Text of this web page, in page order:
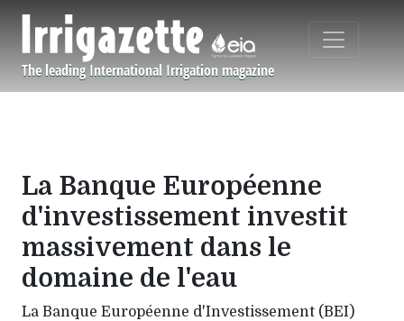
The leading International Irrigation magazine
Navigation principale
La Banque Européenne
d'investissement investit
massivement dans le
domaine de l'eau
La Banque Européenne d'Investissement (BEI)